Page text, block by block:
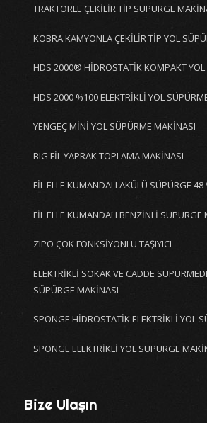
TRAKTÖRLE ÇEKİLİR TİP SÜPÜRGE
KOBRA KAMYONLA ÇEKİLİR TİP YOL
HDS 2000® HİDROSTATİK KOMPAKT YOL
HDS 2000 %100 ELEKTRİKLİ YOL
YENGEÇ MİNİ YOL SÜPÜRME MAKİNASI
BIG FİL YAPRAK TOPLAMA MAKİNASI
FİL ELLE KUMANDALI AKÜLÜ SÜPÜRGE 48
FİL ELLE KUMANDALI BENZİNLİ SÜPÜRGE
ZIPO ÇOK FONKSİYONLU TAŞIYICI
ELEKTRİKLİ SOKAK VE CADDE
SÜPÜRGE MAKİNASI
SPONGE HİDROSTATİK ELEKTRİKLİ YOL
SPONGE ELEKTRİKLİ YOL SÜPÜRGE
Bize Ulaşın